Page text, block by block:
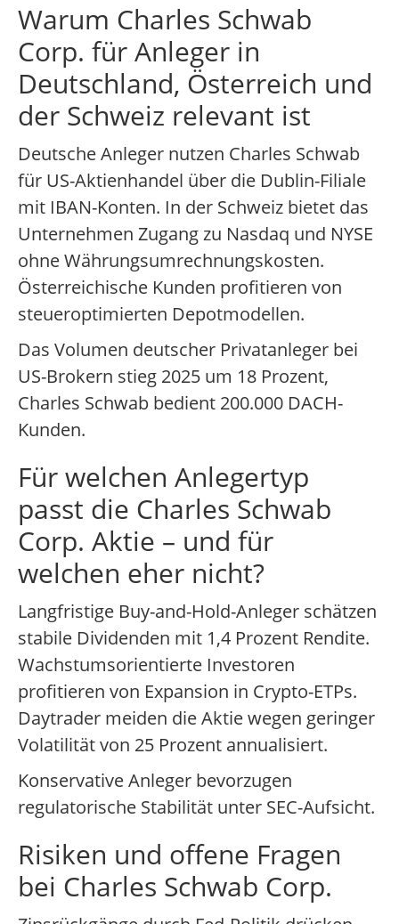
Warum Charles Schwab
Corp. für Anleger in
Deutschland, Österreich und
der Schweiz relevant ist
Deutsche Anleger nutzen Charles Schwab
für US-Aktienhandel über die Dublin-Filiale
mit IBAN-Konten. In der Schweiz bietet das
Unternehmen Zugang zu Nasdaq und NYSE
ohne Währungsumrechnungskosten.
Österreichische Kunden profitieren von
steueroptimierten Depotmodellen.
Das Volumen deutscher Privatanleger bei
US-Brokern stieg 2025 um 18 Prozent,
Charles Schwab bedient 200.000 DACH-
Kunden.
Für welchen Anlegertyp
passt die Charles Schwab
Corp. Aktie – und für
welchen eher nicht?
Langfristige Buy-and-Hold-Anleger schätzen
stabile Dividenden mit 1,4 Prozent Rendite.
Wachstumsorientierte Investoren
profitieren von Expansion in Crypto-ETPs.
Daytrader meiden die Aktie wegen geringer
Volatilität von 25 Prozent annualisiert.
Konservative Anleger bevorzugen
regulatorische Stabilität unter SEC-Aufsicht.
Risiken und offene Fragen
bei Charles Schwab Corp.